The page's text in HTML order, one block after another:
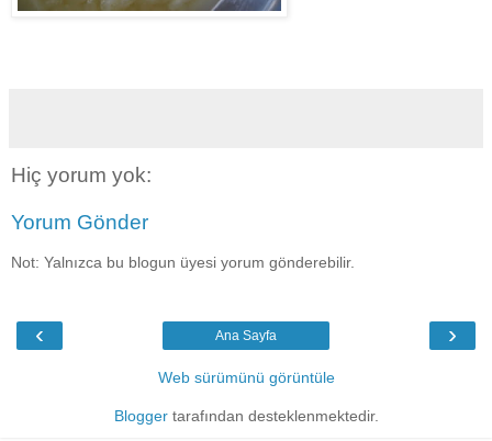
Hiç yorum yok:
Yorum Gönder
Not: Yalnızca bu blogun üyesi yorum gönderebilir.
‹ ›
Ana Sayfa
Web sürümünü görüntüle
Bloggertarafından desteklenmektedir.